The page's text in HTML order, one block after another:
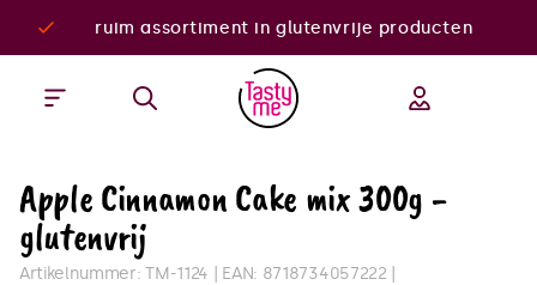
ruim assortiment in glutenvrije producten
Apple Cinnamon Cake mix 300g -
glutenvrij
Artikelnummer:TM-1124 EAN: 8718734057222